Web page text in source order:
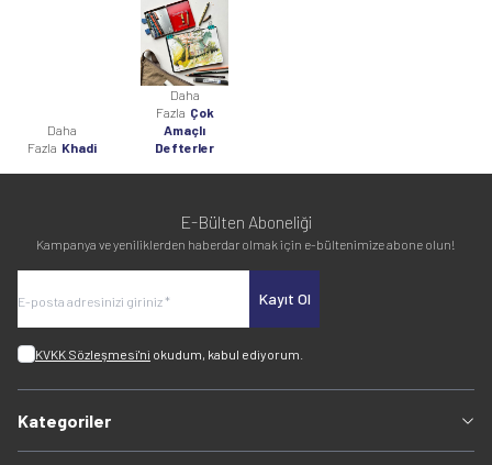
Daha
Fazla Khadi
Daha
Fazla Çok
Amaçlı
Defterler
E-Bülten Aboneliği
Kampanya ve yeniliklerden haberdar olmak için e-bültenimize abone olun!
Kayıt Ol
KVKK Sözleşmesi'ni okudum, kabul ediyorum.
Kategoriler